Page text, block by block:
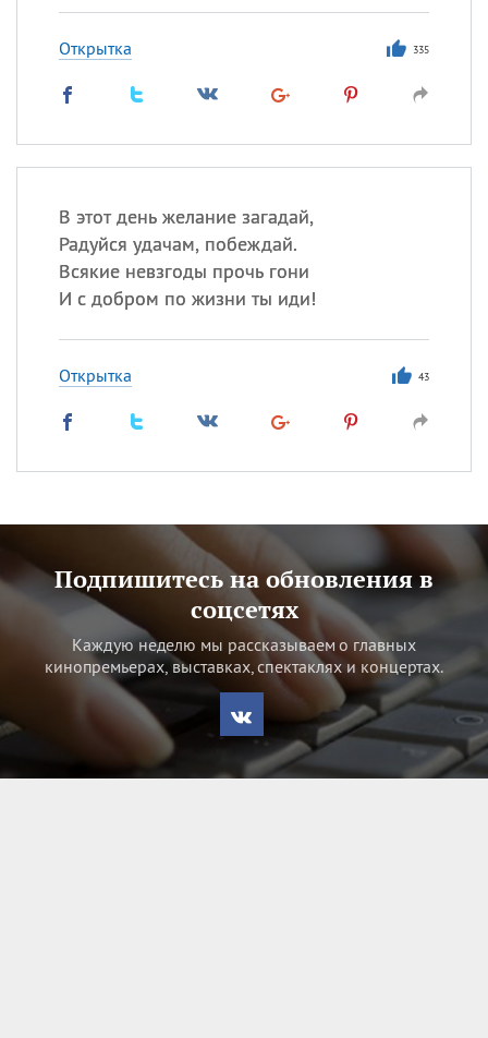
Открытка 335
В этот день желание загадай,
Радуйся удачам, побеждай.
Всякие невзгоды прочь гони
И с добром по жизни ты иди!
Открытка 43
Подпишитесь на обновления в
соцсетях
Каждую неделю мы рассказываем о главных
кинопремьерах, выставках, спектаклях и концертах.